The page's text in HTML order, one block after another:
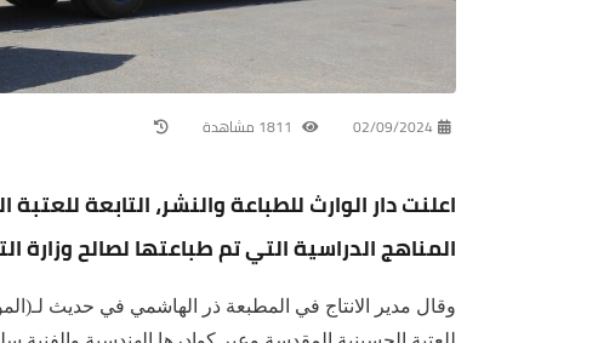
02/09/2024
اعلنت دار الوارث للطباعة والنشر، التابعة
المناهج الدراسية التي تم طباعتها لصالح وزارة
وقال مدير الانتاج في المطبعة ذر الهاشمي في حديث